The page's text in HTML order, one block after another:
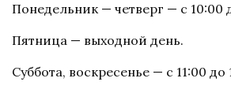
Понедельник — четверг — с 10:00
Пятница — выходной день.
Суббота, воскресенье — с 11:00 до